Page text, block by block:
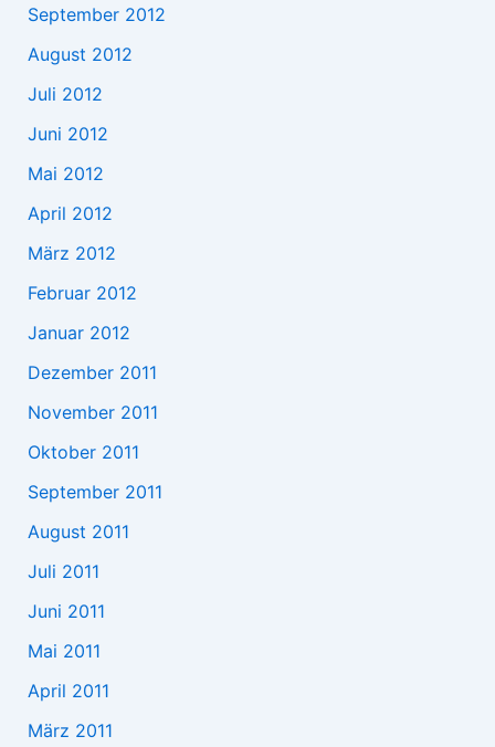
September 2012
August 2012
Juli 2012
Juni 2012
Mai 2012
April 2012
März 2012
Februar 2012
Januar 2012
Dezember 2011
November 2011
Oktober 2011
September 2011
August 2011
Juli 2011
Juni 2011
Mai 2011
April 2011
März 2011